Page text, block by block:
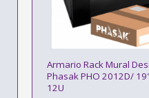
Armario Rack Mural
Phasak PHO 2012D/
12U